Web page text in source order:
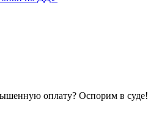
оплату? Оспорим в суде!